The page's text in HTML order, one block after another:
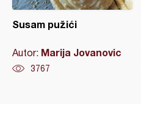
Susam pužići
Autor: Marija Jovanovic
3767